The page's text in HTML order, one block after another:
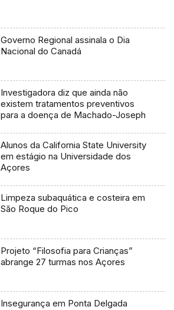
Governo Regional assinala o Dia
Nacional do Canadá
Investigadora diz que ainda não
existem tratamentos preventivos
para a doença de Machado-Joseph
Alunos da California State University
em estágio na Universidade dos
Açores
Limpeza subaquática e costeira em
São Roque do Pico
Projeto “Filosofia para Crianças”
abrange 27 turmas nos Açores
Insegurança em Ponta Delgada